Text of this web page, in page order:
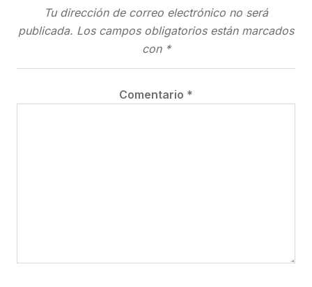
Tu dirección de correo electrónico no será
publicada. Los campos obligatorios están marcados
con *
Comentario *